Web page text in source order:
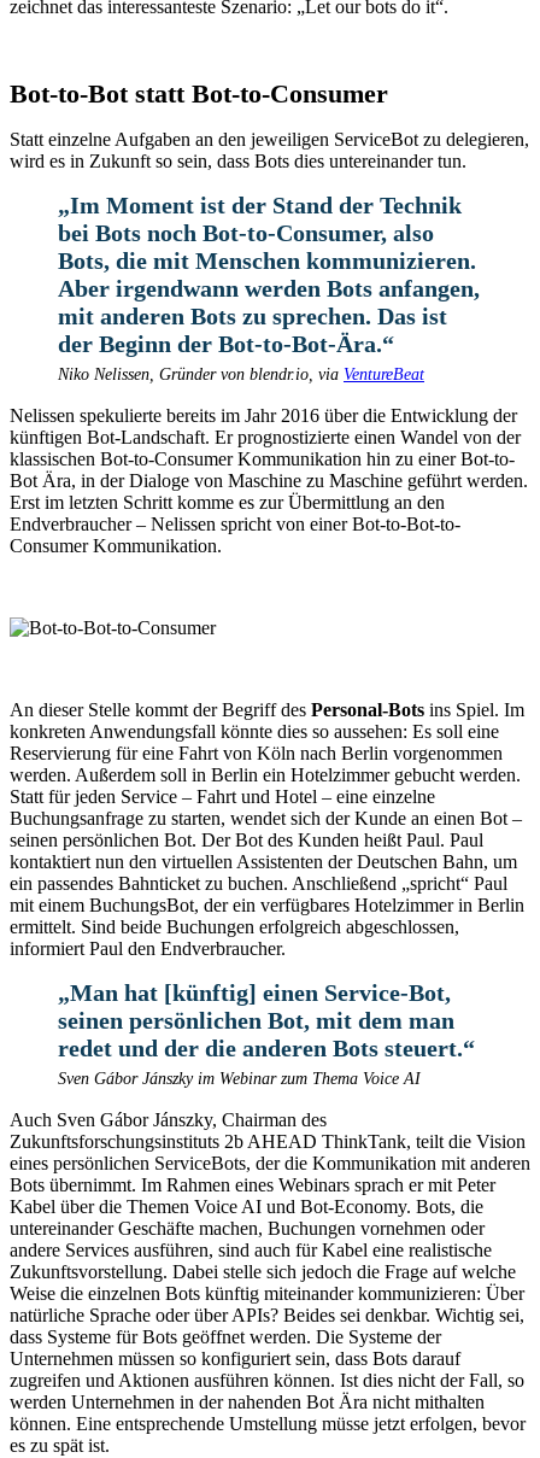
zeichnet das interessanteste Szenario: „Let our bots do it“.
Bot-to-Bot statt Bot-to-Consumer
Statt einzelne Aufgaben an den jeweiligen ServiceBot zu delegieren,
wird es in Zukunft so sein, dass Bots dies untereinander tun.
„Im Moment ist der Stand der Technik
bei Bots noch Bot-to-Consumer, also
Bots, die mit Menschen kommunizieren.
Aber irgendwann werden Bots anfangen,
mit anderen Bots zu sprechen. Das ist
der Beginn der Bot-to-Bot-Ära.“
Niko Nelissen, Gründer von blendr.io, via VentureBeat
Nelissen spekulierte bereits im Jahr 2016 über die Entwicklung der
künftigen Bot-Landschaft. Er prognostizierte einen Wandel von der
klassischen Bot-to-Consumer Kommunikation hin zu einer Bot-to-
Bot Ära, in der Dialoge von Maschine zu Maschine geführt werden.
Erst im letzten Schritt komme es zur Übermittlung an den
Endverbraucher – Nelissen spricht von einer Bot-to-Bot-to-
Consumer Kommunikation.
An dieser Stelle kommt der Begriff des Personal-Bots ins Spiel. Im
konkreten Anwendungsfall könnte dies so aussehen: Es soll eine
Reservierung für eine Fahrt von Köln nach Berlin vorgenommen
werden. Außerdem soll in Berlin ein Hotelzimmer gebucht werden.
Statt für jeden Service – Fahrt und Hotel – eine einzelne
Buchungsanfrage zu starten, wendet sich der Kunde an einen Bot –
seinen persönlichen Bot. Der Bot des Kunden heißt Paul. Paul
kontaktiert nun den virtuellen Assistenten der Deutschen Bahn, um
ein passendes Bahnticket zu buchen. Anschließend „spricht“ Paul
mit einem BuchungsBot, der ein verfügbares Hotelzimmer in Berlin
ermittelt. Sind beide Buchungen erfolgreich abgeschlossen,
informiert Paul den Endverbraucher.
„Man hat [künftig] einen Service-Bot,
seinen persönlichen Bot, mit dem man
redet und der die anderen Bots steuert.“
Sven Gábor Jánszky im Webinar zum Thema Voice AI
Auch Sven Gábor Jánszky, Chairman des
Zukunftsforschungsinstituts 2b AHEAD ThinkTank, teilt die Vision
eines persönlichen ServiceBots, der die Kommunikation mit anderen
Bots übernimmt. Im Rahmen eines Webinars sprach er mit Peter
Kabel über die Themen Voice AI und Bot-Economy. Bots, die
untereinander Geschäfte machen, Buchungen vornehmen oder
andere Services ausführen, sind auch für Kabel eine realistische
Zukunftsvorstellung. Dabei stelle sich jedoch die Frage auf welche
Weise die einzelnen Bots künftig miteinander kommunizieren: Über
natürliche Sprache oder über APIs? Beides sei denkbar. Wichtig sei,
dass Systeme für Bots geöffnet werden. Die Systeme der
Unternehmen müssen so konfiguriert sein, dass Bots darauf
zugreifen und Aktionen ausführen können. Ist dies nicht der Fall, so
werden Unternehmen in der nahenden Bot Ära nicht mithalten
können. Eine entsprechende Umstellung müsse jetzt erfolgen, bevor
es zu spät ist.